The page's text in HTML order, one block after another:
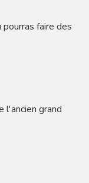
faire des
l'ancien grand